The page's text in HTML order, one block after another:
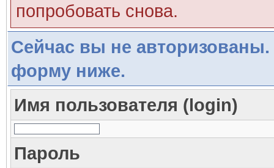
попробовать снова.
Сейчас вы не авторизованы.
форму ниже.
Имя пользователя (login)
Пароль